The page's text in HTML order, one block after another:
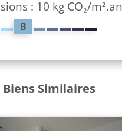
: 10 kg CO₂/m².an
B
Biens Similaires